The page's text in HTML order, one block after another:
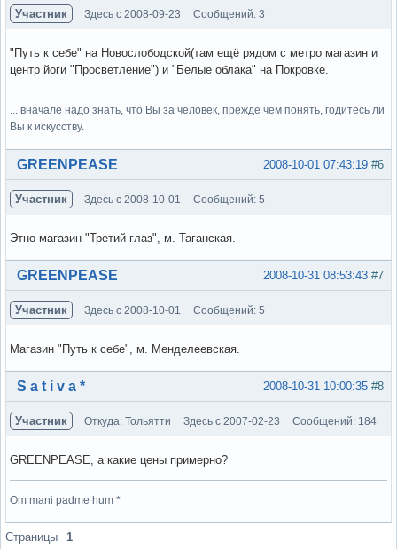
Участник Здесь с 2008-09-23 Сообщений: 3
"Путь к себе" на Новослободской(там ещё рядом с метро магазин и
центр йоги "Просветление") и "Белые облака" на Покровке.
... вначале надо знать, что Вы за человек, прежде чем понять, годитесь ли
Вы к искусству.
Вне форума #6
2008-10-01 07:43:19
GREENPEASE
Участник Здесь с 2008-10-01 Сообщений: 5
Этно-магазин "Третий глаз", м. Таганская.
Вне форума #7
2008-10-31 08:53:43
GREENPEASE
Участник Здесь с 2008-10-01 Сообщений: 5
Магазин "Путь к себе", м. Менделеевская.
Вне форума #8
2008-10-31 10:00:35
S a t i v a *
Участник Откуда: Тольятти Здесь с 2007-02-23 Сообщений: 184
GREENPEASE, а какие цены примерно?
Om mani padme hum *
Вне форума
Страницы 1